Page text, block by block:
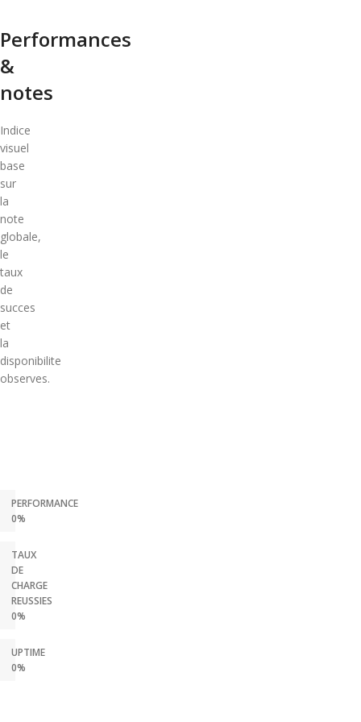
Performances
&
notes
Indice
visuel
base
sur
la
note
globale,
le
taux
de
succes
et
la
disponibilite
observes.
PERFORMANCE
0%
TAUX
DE
CHARGE
REUSSIES
0%
UPTIME
0%